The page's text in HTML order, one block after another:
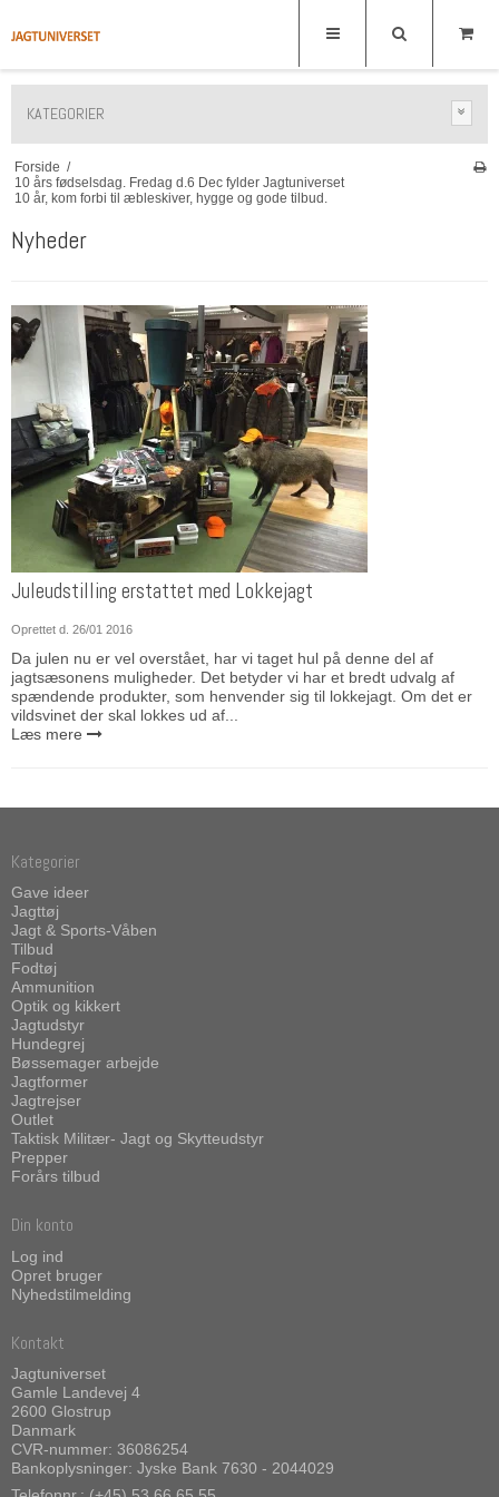
KATEGORIER
Forside /
10 års fødselsdag. Fredag d.6 Dec fylder Jagtuniverset
10 år, kom forbi til æbleskiver, hygge og gode tilbud.
Nyheder
Juleudstilling erstattet med Lokkejagt
Oprettet d. 26/01 2016
Da julen nu er vel overstået, har vi taget hul på denne del af
jagtsæsonens muligheder. Det betyder vi har et bredt udvalg af
spændende produkter, som henvender sig til lokkejagt. Om det er
vildsvinet der skal lokkes ud af...
Læs mere
Kategorier
Gave ideer
Jagttøj
Jagt & Sports-Våben
Tilbud
Fodtøj
Ammunition
Optik og kikkert
Jagtudstyr
Hundegrej
Bøssemager arbejde
Jagtformer
Jagtrejser
Outlet
Taktisk Militær- Jagt og Skytteudstyr
Prepper
Forårs tilbud
Din konto
Log ind
Opret bruger
Nyhedstilmelding
Kontakt
Jagtuniverset
Gamle Landevej 4
2600 Glostrup
Danmark
CVR-nummer: 36086254
Bankoplysninger: Jyske Bank 7630 - 2044029